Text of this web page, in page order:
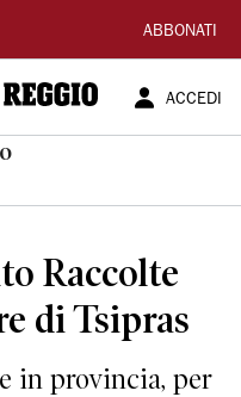
ABBONATI
ACCEDI
Raccolte
di Tsipras
in provincia, per